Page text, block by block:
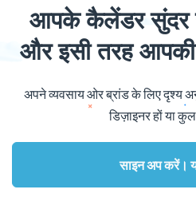
आपके कैलेंडर सुंदर
और इसी तरह आपकी
अपने व्यवसाय ओर ब्रांड के लिए दृश्य
डिज़ाइनर हों या
साइन अप करें।